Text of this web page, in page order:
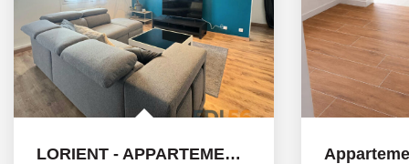
LORIENT - APPARTEMENT T3 - 68 m2 - A VENDRE